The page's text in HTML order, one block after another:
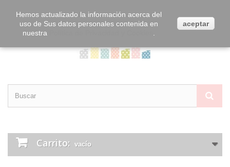
Carrito: vacío
Hemos actualizado la información acerca del
uso de Sus datos personales contenida en
nuestra
aceptar